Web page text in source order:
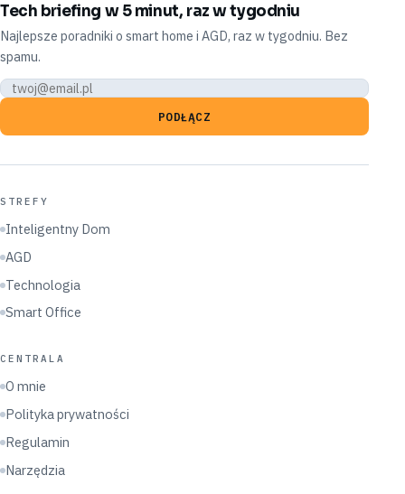
Tech briefing w 5 minut, raz w tygodniu
Najlepsze poradniki o smart home i AGD, raz w tygodniu. Bez
spamu.
PODŁĄCZ
STREFY
Inteligentny Dom
AGD
Technologia
Smart Office
CENTRALA
O mnie
Polityka prywatności
Regulamin
Narzędzia